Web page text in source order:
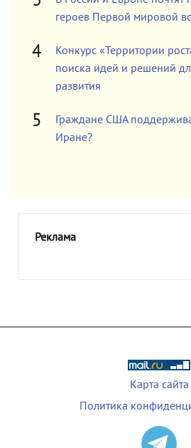
героев Первой мировой
Конкурс «Территории
поиска идей и решений
развития
Граждане США
Иране?
Реклама
Карта сайта
Политика